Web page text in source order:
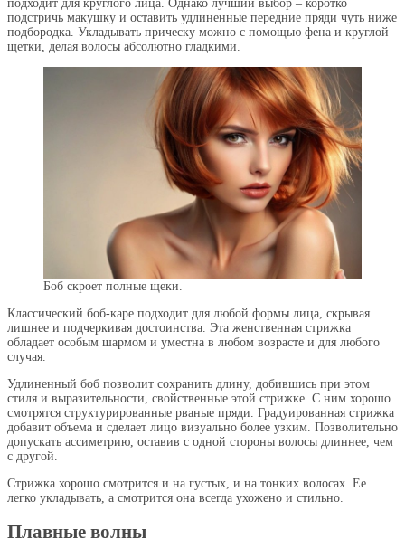
подходит для круглого лица. Однако лучший выбор – коротко
подстричь макушку и оставить удлиненные передние пряди чуть ниже
подбородка. Укладывать прическу можно с помощью фена и круглой
щетки, делая волосы абсолютно гладкими.
Боб скроет полные щеки.
Классический боб-каре подходит для любой формы лица, скрывая
лишнее и подчеркивая достоинства. Эта женственная стрижка
обладает особым шармом и уместна в любом возрасте и для любого
случая.
Удлиненный боб позволит сохранить длину, добившись при этом
стиля и выразительности, свойственные этой стрижке. С ним хорошо
смотрятся структурированные рваные пряди. Градуированная стрижка
добавит объема и сделает лицо визуально более узким. Позволительно
допускать ассиметрию, оставив с одной стороны волосы длиннее, чем
с другой.
Стрижка хорошо смотрится и на густых, и на тонких волосах. Ее
легко укладывать, а смотрится она всегда ухожено и стильно.
Плавные волны